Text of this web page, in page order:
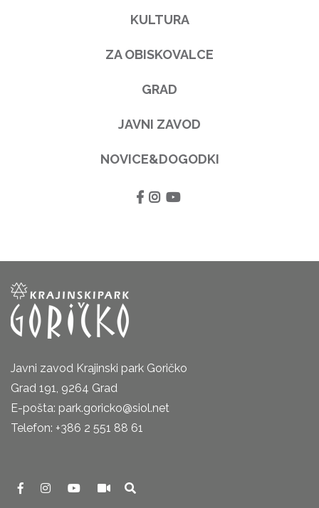
KULTURA
ZA OBISKOVALCE
GRAD
JAVNI ZAVOD
NOVICE&DOGODKI
Javni zavod Krajinski park Goričko
Grad 191, 9264 Grad
E-pošta: park.goricko@siol.net
Telefon: +386 2 551 88 61